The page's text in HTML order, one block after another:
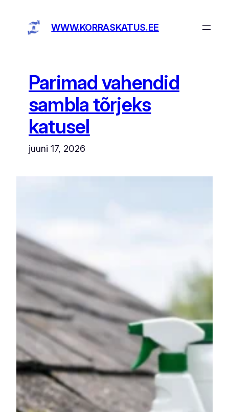
WWW.KORRASKATUS.EE
Parimad vahendid
sambla tõrjeks
katusel
juuni 17, 2026